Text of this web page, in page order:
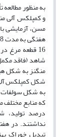
به منظور
و کمپلکس آلی
16 قطعه مرغ
به شکل سولفات
که منابع مختلف
درصد
نداشتند. در